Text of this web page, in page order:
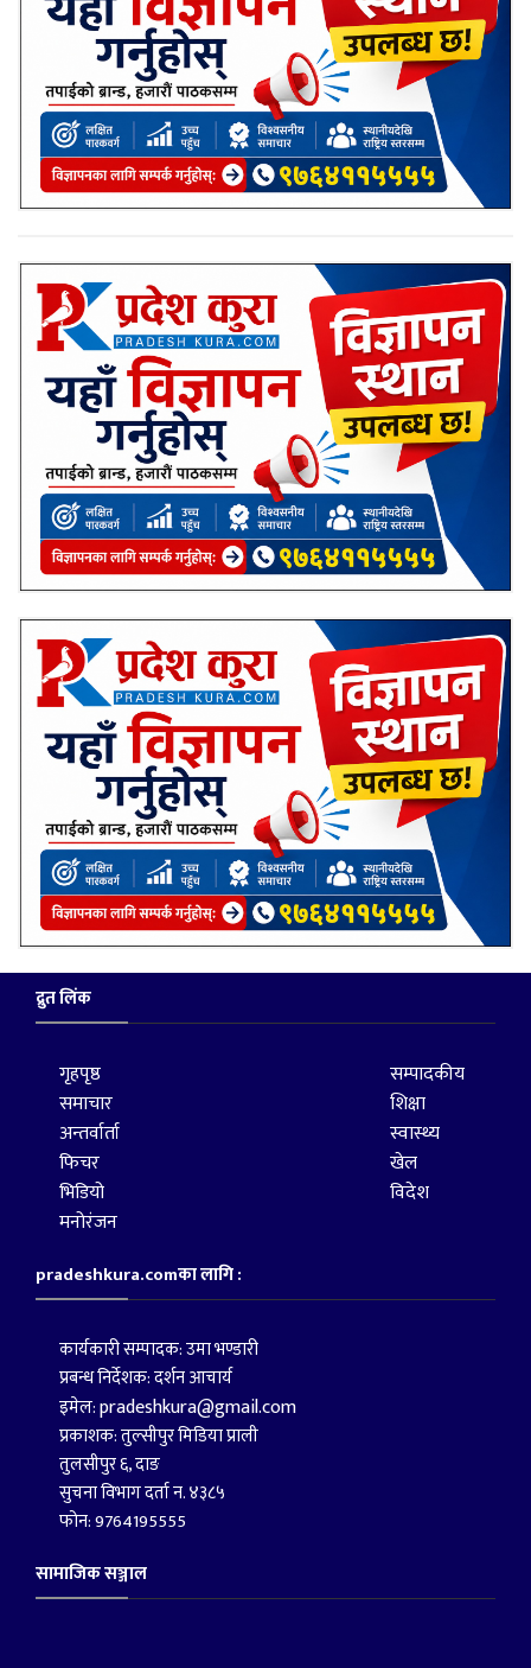
द्रुत लिंक
गृहपृष्ठ
समाचार
अन्तर्वार्ता
फिचर
भिडियो
मनोरंजन
सम्पादकीय
शिक्षा
स्वास्थ्य
खेल
विदेश
pradeshkura.comका लागि :
कार्यकारी सम्पादक: उमा भण्डारी
प्रबन्ध निर्देशक: दर्शन आचार्य
इमेल:pradeshkura@gmail.com
प्रकाशक: तुल्सीपुर मिडिया प्राली
तुलसीपुर ६, दाङ
सुचना विभाग दर्ता न. ४३८५
फोन: 9764195555
सामाजिक सञ्जाल